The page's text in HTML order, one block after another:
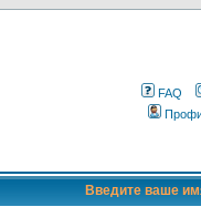
FAQ
Введите ваше